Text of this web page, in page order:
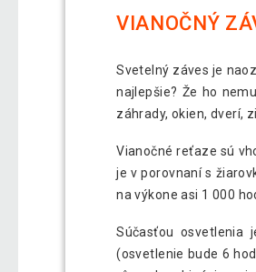
VIANOČNÝ
Svetelný záves je
najlepšie? Že ho
záhrady, okien, dverí,
Vianočné reťaze sú
je v porovnaní s
na výkone asi 1 000
Súčasťou osvetlenia
(osvetlenie bude 6